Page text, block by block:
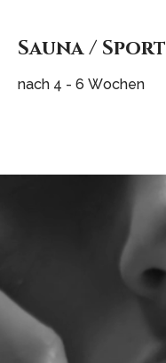
Sauna / Sport
nach 4 - 6 Wochen